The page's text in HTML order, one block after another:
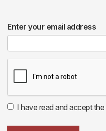
Enter your email address
I have read and accept the